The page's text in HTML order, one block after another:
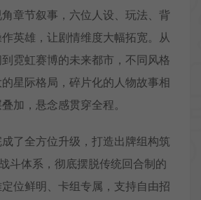
章节叙事，六位人设、玩法、背
英雄，让剧情维度大幅拓宽。从
霓虹赛博的未来都市，不同风格
星际格局，碎片化的人物故事相
加，悬念感贯穿全程。
了全方位升级，打造出牌组构筑
斗体系，彻底摆脱传统回合制的
位鲜明、卡组专属，支持自由招